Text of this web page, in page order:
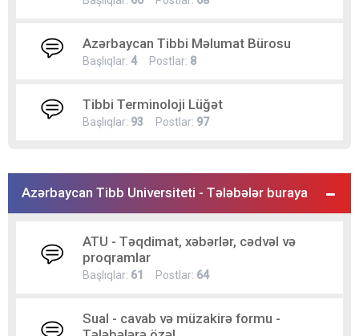
Azərbaycan Tibbi Məlumat Bürosu
Başlıqlar: 4Postlar: 8
Tibbi Terminoloji Lüğət
Başlıqlar: 93 Postlar: 97
Azərbaycan Tibb Universiteti - Tələbələr buraya
ATU - Təqdimat, xəbərlər, cədvəl və
proqramlar
Başlıqlar: 61 Postlar: 64
Sual - cavab və müzakirə formu -